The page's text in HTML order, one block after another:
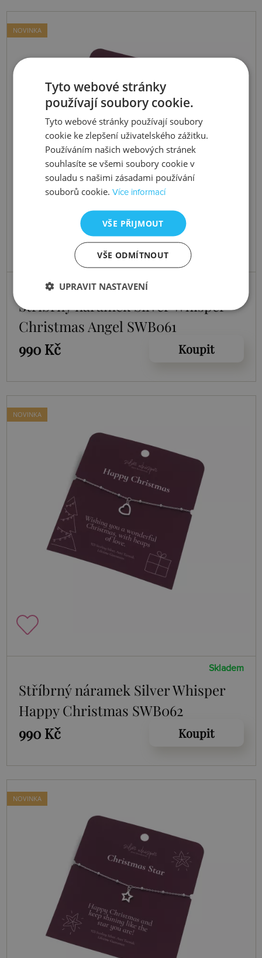
NOVINKA
Stříbrný náramek Silver Whisper
Christmas Angel SWB061
990 Kč
Koupit
NOVINKA
Skladem
Stříbrný náramek Silver Whisper
Happy Christmas SWB062
990 Kč
Koupit
NOVINKA
Tyto webové stránky
používají soubory cookie.
Tyto webové stránky používají soubory
cookie ke zlepšení uživatelského zážitku.
Používáním našich webových stránek
souhlasíte se všemi soubory cookie v
souladu s našimi zásadami používání
souborů cookie.Více informací
VŠE PŘIJMOUT
VŠE ODMÍTNOUT
UPRAVIT NASTAVENÍ